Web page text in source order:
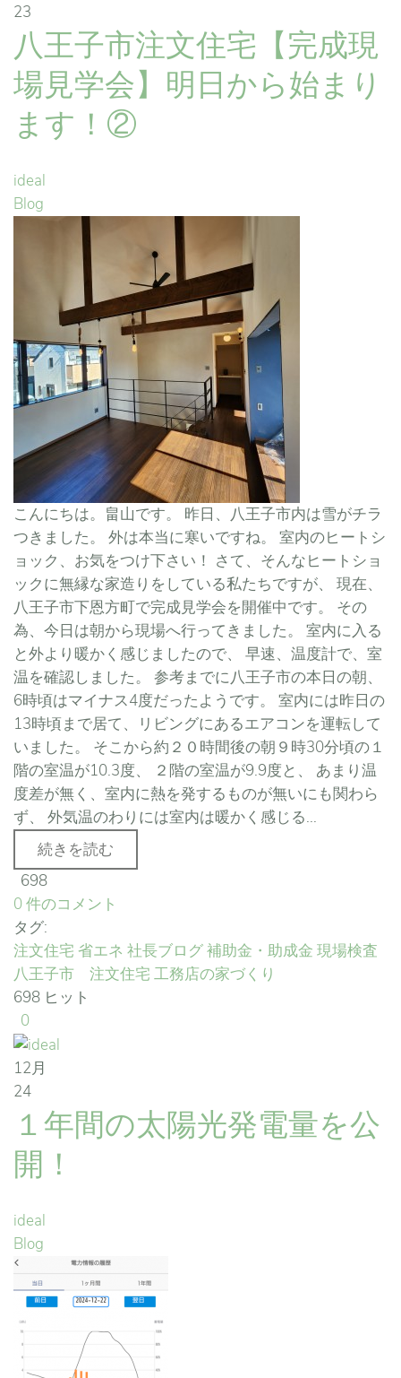
23
八王子市注文住宅【完成現
場見学会】明日から始まり
ます！②
ideal
Blog
こんにちは。畠山です。 昨日、八王子市内は雪がチラ
つきました。 外は本当に寒いですね。 室内のヒートシ
ョック、お気をつけ下さい！ さて、そんなヒートショ
ックに無縁な家造りをしている私たちですが、 現在、
八王子市下恩方町で完成見学会を開催中です。 その
為、今日は朝から現場へ行ってきました。 室内に入る
と外より暖かく感じましたので、 早速、温度計で、室
温を確認しました。 参考までに八王子市の本日の朝、
6時頃はマイナス4度だったようです。 室内には昨日の
13時頃まで居て、リビングにあるエアコンを運転して
いました。 そこから約２０時間後の朝９時30分頃の１
階の室温が10.3度、 ２階の室温が9.9度と、 あまり温
度差が無く、室内に熱を発するものが無いにも関わら
ず、 外気温のわりには室内は暖かく感じる...
続きを読む
698
0 件のコメント
タグ:
注文住宅 省エネ 社長ブログ補助金・助成金 現場検査
八王子市 注文住宅 工務店の家づくり
698 ヒット
0
12月
24
１年間の太陽光発電量を公
開！
ideal
Blog